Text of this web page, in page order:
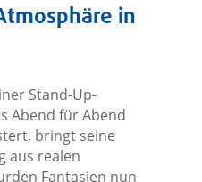
in
Stand-Up-
Abend für Abend
bringt seine
aus realen
Fantasien nun